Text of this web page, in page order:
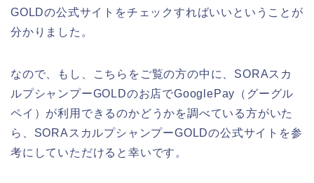
GOLDの公式サイトをチェックすればいいということが
分かりました。
なので、もし、こちらをご覧の方の中に、SORAスカ
ルプシャンプーGOLDのお店でGooglePay（グーグル
ペイ）が利用できるのかどうかを調べている方がいた
ら、SORAスカルプシャンプーGOLDの公式サイトを参
考にしていただけると幸いです。